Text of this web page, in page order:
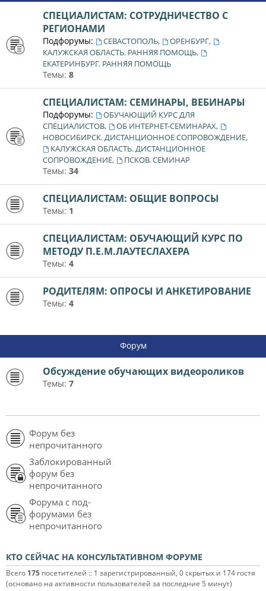
СПЕЦИАЛИСТАМ: СОТРУДНИЧЕСТВО С
РЕГИОНАМИ
Подфорумы: СЕВАСТОПОЛЬ, ОРЕНБУРГ,
КАЛУЖСКАЯ ОБЛАСТЬ. РАННЯЯ ПОМОЩЬ,
ЕКАТЕРИНБУРГ. РАННЯЯ ПОМОЩЬ
Темы: 8
СПЕЦИАЛИСТАМ: СЕМИНАРЫ, ВЕБИНАРЫ
Подфорумы:
ОБУЧАЮЩИЙ КУРС ДЛЯ
СПЕЦИАЛИСТОВ, ОБ ИНТЕРНЕТ-СЕМИНАРАХ,
НОВОСИБИРСК. ДИСТАНЦИОННОЕ СОПРОВОЖДЕНИЕ,
КАЛУЖСКАЯ ОБЛАСТЬ. ДИСТАНЦИОННОЕ
СОПРОВОЖДЕНИЕ, ПСКОВ. СЕМИНАР
Темы: 34
СПЕЦИАЛИСТАМ: ОБЩИЕ ВОПРОСЫ
Темы: 1
СПЕЦИАЛИСТАМ: ОБУЧАЮЩИЙ КУРС ПО
МЕТОДУ П.Е.М.ЛАУТЕСЛАХЕРА
Темы: 4
РОДИТЕЛЯМ: ОПРОСЫ И АНКЕТИРОВАНИЕ
Темы: 4
Форум
Обсуждение обучающих видеороликов
Темы: 7
Форум без
непрочитанного
Заблокированный
форум без
непрочитанного
Форума с под-
форумами без
непрочитанного
КТО СЕЙЧАС НА КОНСУЛЬТАТИВНОМ ФОРУМЕ
Всего 175 посетителей :: 1 зарегистрированный, 0 скрытых и 174 гостя
(основано на активности пользователей за последние 5 минут)